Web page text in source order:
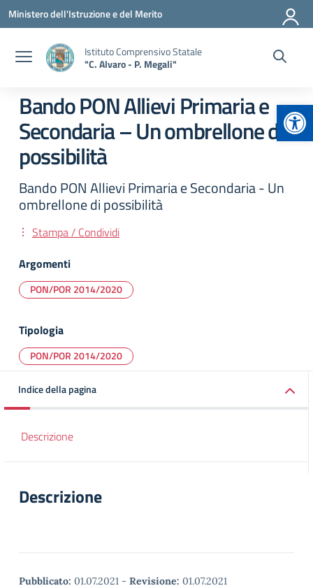
Vai ai contenuti
Vai al menu di navigazione
Vai al footer
Ministero dell'Istruzione e del Merito
Istituto Comprensivo Statale
"C. Alvaro - P. Megali"
Bando PON Allievi Primaria e
Secondaria – Un ombrellone di
possibilità
Bando PON Allievi Primaria e Secondaria - Un
ombrellone di possibilità
Stampa / Condividi
Argomenti
PON/POR 2014/2020
Tipologia
PON/POR 2014/2020
Indice della pagina
Descrizione
Descrizione
Pubblicato: 01.07.2021 - Revisione: 01.07.2021